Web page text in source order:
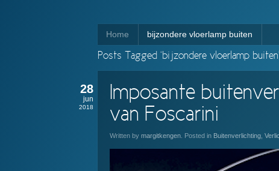
Home bijzondere vloerlamp buiten
Posts Tagged ‘bijzondere vloerlamp buiten’
28
jun
2018
Imposante
van Foscarini
Written by margitkengen . Posted in Buitenverlichting